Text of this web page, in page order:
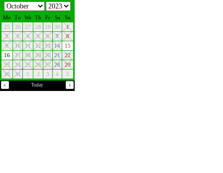
Mo Tu We Th Fr Sa
Su
25
26 27 28 29 30
1
2
3 4 5 6 7
8
9
10 11 12 13 14
15
16
17 18 19 20 21
22
23
24 25 26 27 28
29
30
31 1 2 3 4 5
Today